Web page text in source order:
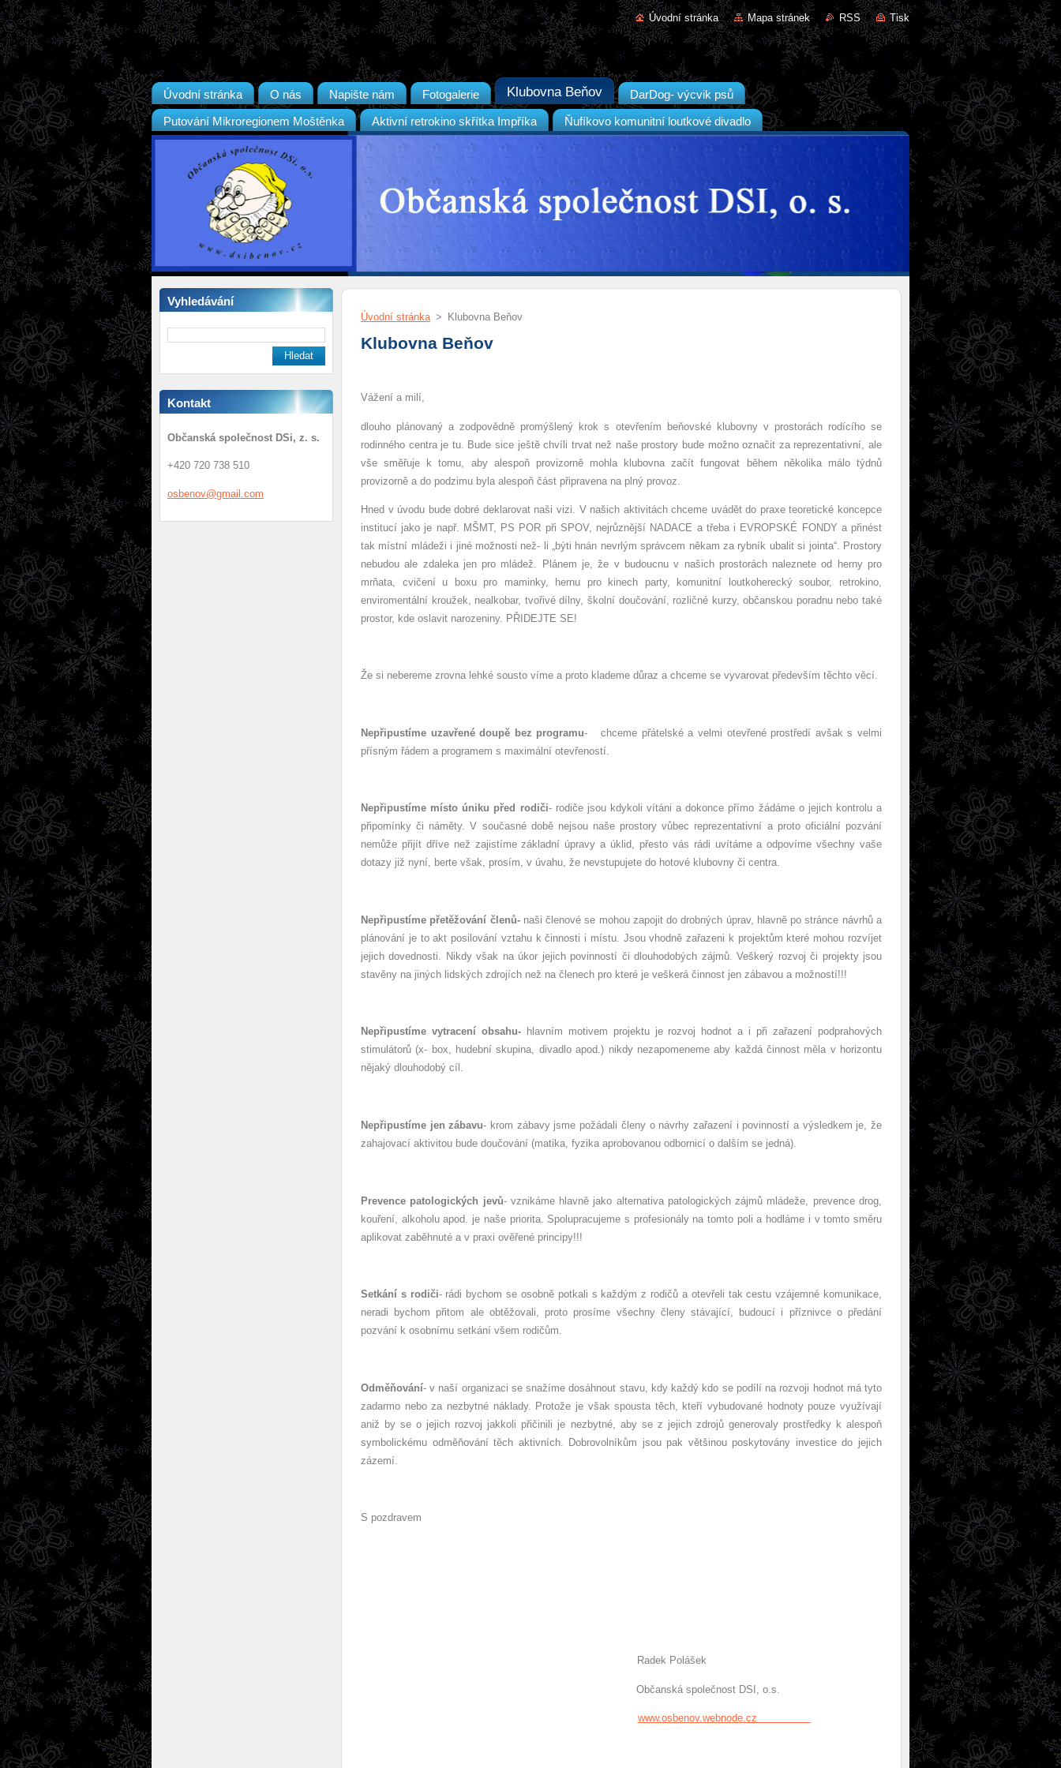
Úvodní stránka Mapa stránek RSS Tisk
Úvodní stránka O nás Napište nám Fotogalerie Klubovna Beňov DarDog- výcvik psů
Putování Mikroregionem Moštěnka Aktivní retrokino skřítka Impříka Ňufíkovo komunitní loutkové divadlo
Vyhledávání
Kontakt
Občanská společnost DSi, z. s.
+420 720 738 510
osbenov@gmail.com
Úvodní stránka > Klubovna Beňov
Klubovna Beňov
Vážení a milí,
dlouho plánovaný a zodpovědně promýšlený krok s otevřením beňovské klubovny v prostorách rodícího se
rodinného centra je tu. Bude sice ještě chvíli trvat než naše prostory bude možno označit za reprezentativní, ale
vše směřuje k tomu, aby alespoň provizorně mohla klubovna začít fungovat během několika málo týdnů
provizorně a do podzimu byla alespoň část připravena na plný provoz.
Hned v úvodu bude dobré deklarovat naši vizi. V našich aktivitách chceme uvádět do praxe teoretické koncepce
institucí jako je např. MŠMT, PS POR při SPOV, nejrůznější NADACE a třeba i EVROPSKÉ FONDY a přinést
tak místní mládeži i jiné možnosti než- li „býti hnán nevrlým správcem někam za rybník ubalit si jointa“. Prostory
nebudou ale zdaleka jen pro mládež. Plánem je, že v budoucnu v našich prostorách naleznete od herny pro
mrňata, cvičení u boxu pro maminky, hernu pro kinech party, komunitní loutkoherecký soubor, retrokino,
enviromentální kroužek, nealkobar, tvořivé dílny, školní doučování, rozličné kurzy, občanskou poradnu nebo také
prostor, kde oslavit narozeniny. PŘIDEJTE SE!
Že si nebereme zrovna lehké sousto víme a proto klademe důraz a chceme se vyvarovat především těchto věcí.
Nepřipustíme uzavřené doupě bez programu- chceme přátelské a velmi otevřené prostředí avšak s velmi
přísným řádem a programem s maximální otevřeností.
Nepřipustíme místo úniku před rodiči- rodiče jsou kdykoli vítáni a dokonce přímo žádáme o jejich kontrolu a
připomínky či náměty. V současné době nejsou naše prostory vůbec reprezentativní a proto oficiální pozvání
nemůže přijít dříve než zajistíme základní úpravy a úklid, přesto vás rádi uvítáme a odpovíme všechny vaše
dotazy již nyní, berte však, prosím, v úvahu, že nevstupujete do hotové klubovny či centra.
Nepřipustíme přetěžování členů- naši členové se mohou zapojit do drobných úprav, hlavně po stránce návrhů a
plánování je to akt posilování vztahu k činnosti i místu. Jsou vhodně zařazeni k projektům které mohou rozvíjet
jejich dovednosti. Nikdy však na úkor jejich povinností či dlouhodobých zájmů. Veškerý rozvoj či projekty jsou
stavěny na jiných lidských zdrojích než na členech pro které je veškerá činnost jen zábavou a možností!!!
Nepřipustíme vytracení obsahu- hlavním motivem projektu je rozvoj hodnot a i při zařazení podprahových
stimulátorů (x- box, hudební skupina, divadlo apod.) nikdy nezapomeneme aby každá činnost měla v horizontu
nějaký dlouhodobý cíl.
Nepřipustíme jen zábavu- krom zábavy jsme požádali členy o návrhy zařazení i povinností a výsledkem je, že
zahajovací aktivitou bude doučování (matika, fyzika aprobovanou odbornicí o dalším se jedná).
Prevence patologických jevů- vznikáme hlavně jako alternativa patologických zájmů mládeže, prevence drog,
kouření, alkoholu apod. je naše priorita. Spolupracujeme s profesionály na tomto poli a hodláme i v tomto směru
aplikovat zaběhnuté a v praxi ověřené principy!!!
Setkání s rodiči- rádi bychom se osobně potkali s každým z rodičů a otevřeli tak cestu vzájemné komunikace,
neradi bychom přitom ale obtěžovali, proto prosíme všechny členy stávající, budoucí i příznivce o předání
pozvání k osobnímu setkání všem rodičům.
Odměňování- v naší organizaci se snažíme dosáhnout stavu, kdy každý kdo se podílí na rozvoji hodnot má tyto
zadarmo nebo za nezbytné náklady. Protože je však spousta těch, kteří vybudované hodnoty pouze využívají
aniž by se o jejich rozvoj jakkoli přičinili je nezbytné, aby se z jejich zdrojů generovaly prostředky k alespoň
symbolickému odměňování těch aktivních. Dobrovolníkům jsou pak většinou poskytovány investice do jejich
zázemí.
S pozdravem
Radek Polášek
Občanská společnost DSI, o.s.
www.osbenov.webnode.cz